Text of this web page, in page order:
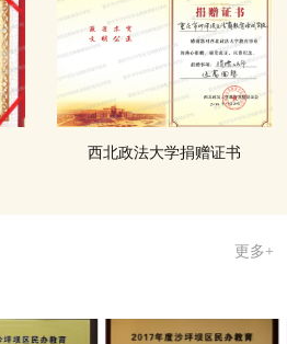
西北政法大学捐赠证书
更多+